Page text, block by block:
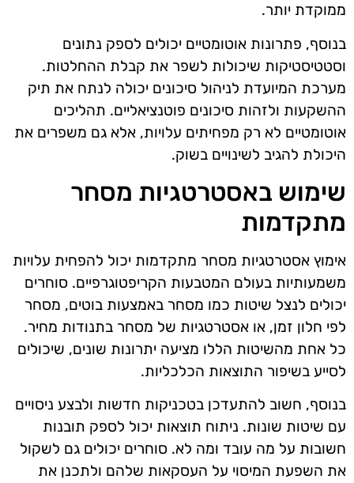
ממוקדת יותר.
בנוסף, פתרונות אוטומטיים יכולים לספק נתונים
וסטטיסטיקות שיכולות לשפר את קבלת ההחלטות.
מערכת המיועדת לניהול סיכונים יכולה לנתח את תיק
ההשקעות ולזהות סיכונים פוטנציאליים. תהליכים
אוטומטיים לא רק מפחיתים עלויות, אלא גם משפרים את
היכולת להגיב לשינויים בשוק.
שימוש באסטרטגיות מסחר
מתקדמות
אימוץ אסטרטגיות מסחר מתקדמות יכול להפחית עלויות
משמעותיות בעולם המטבעות הקריפטוגרפיים. סוחרים
יכולים לנצל שיטות כמו מסחר באמצעות בוטים, מסחר
לפי חלון זמן, או אסטרטגיות של מסחר בתנודות מחיר.
כל אחת מהשיטות הללו מציעה יתרונות שונים, שיכולים
לסייע בשיפור התוצאות הכלכליות.
בנוסף, חשוב להתעדכן בטכניקות חדשות ולבצע ניסויים
עם שיטות שונות. ניתוח תוצאות יכול לספק תובנות
חשובות על מה עובד ומה לא. סוחרים יכולים גם לשקול
את השפעת המיסוי על העסקאות שלהם ולתכנן את